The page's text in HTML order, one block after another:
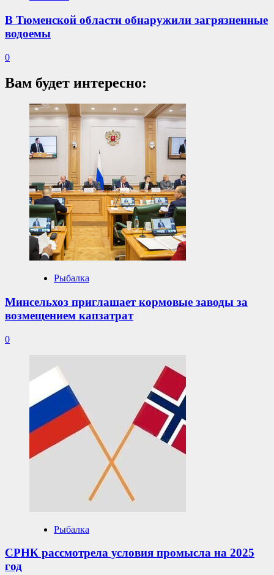
В Тюменской области обнаружили загрязненные
водоемы
0
Вам будет интересно:
Рыбалка
Минсельхоз приглашает кормовые заводы за
возмещением капзатрат
0
Рыбалка
СРНК рассмотрела условия промысла на 2025
год